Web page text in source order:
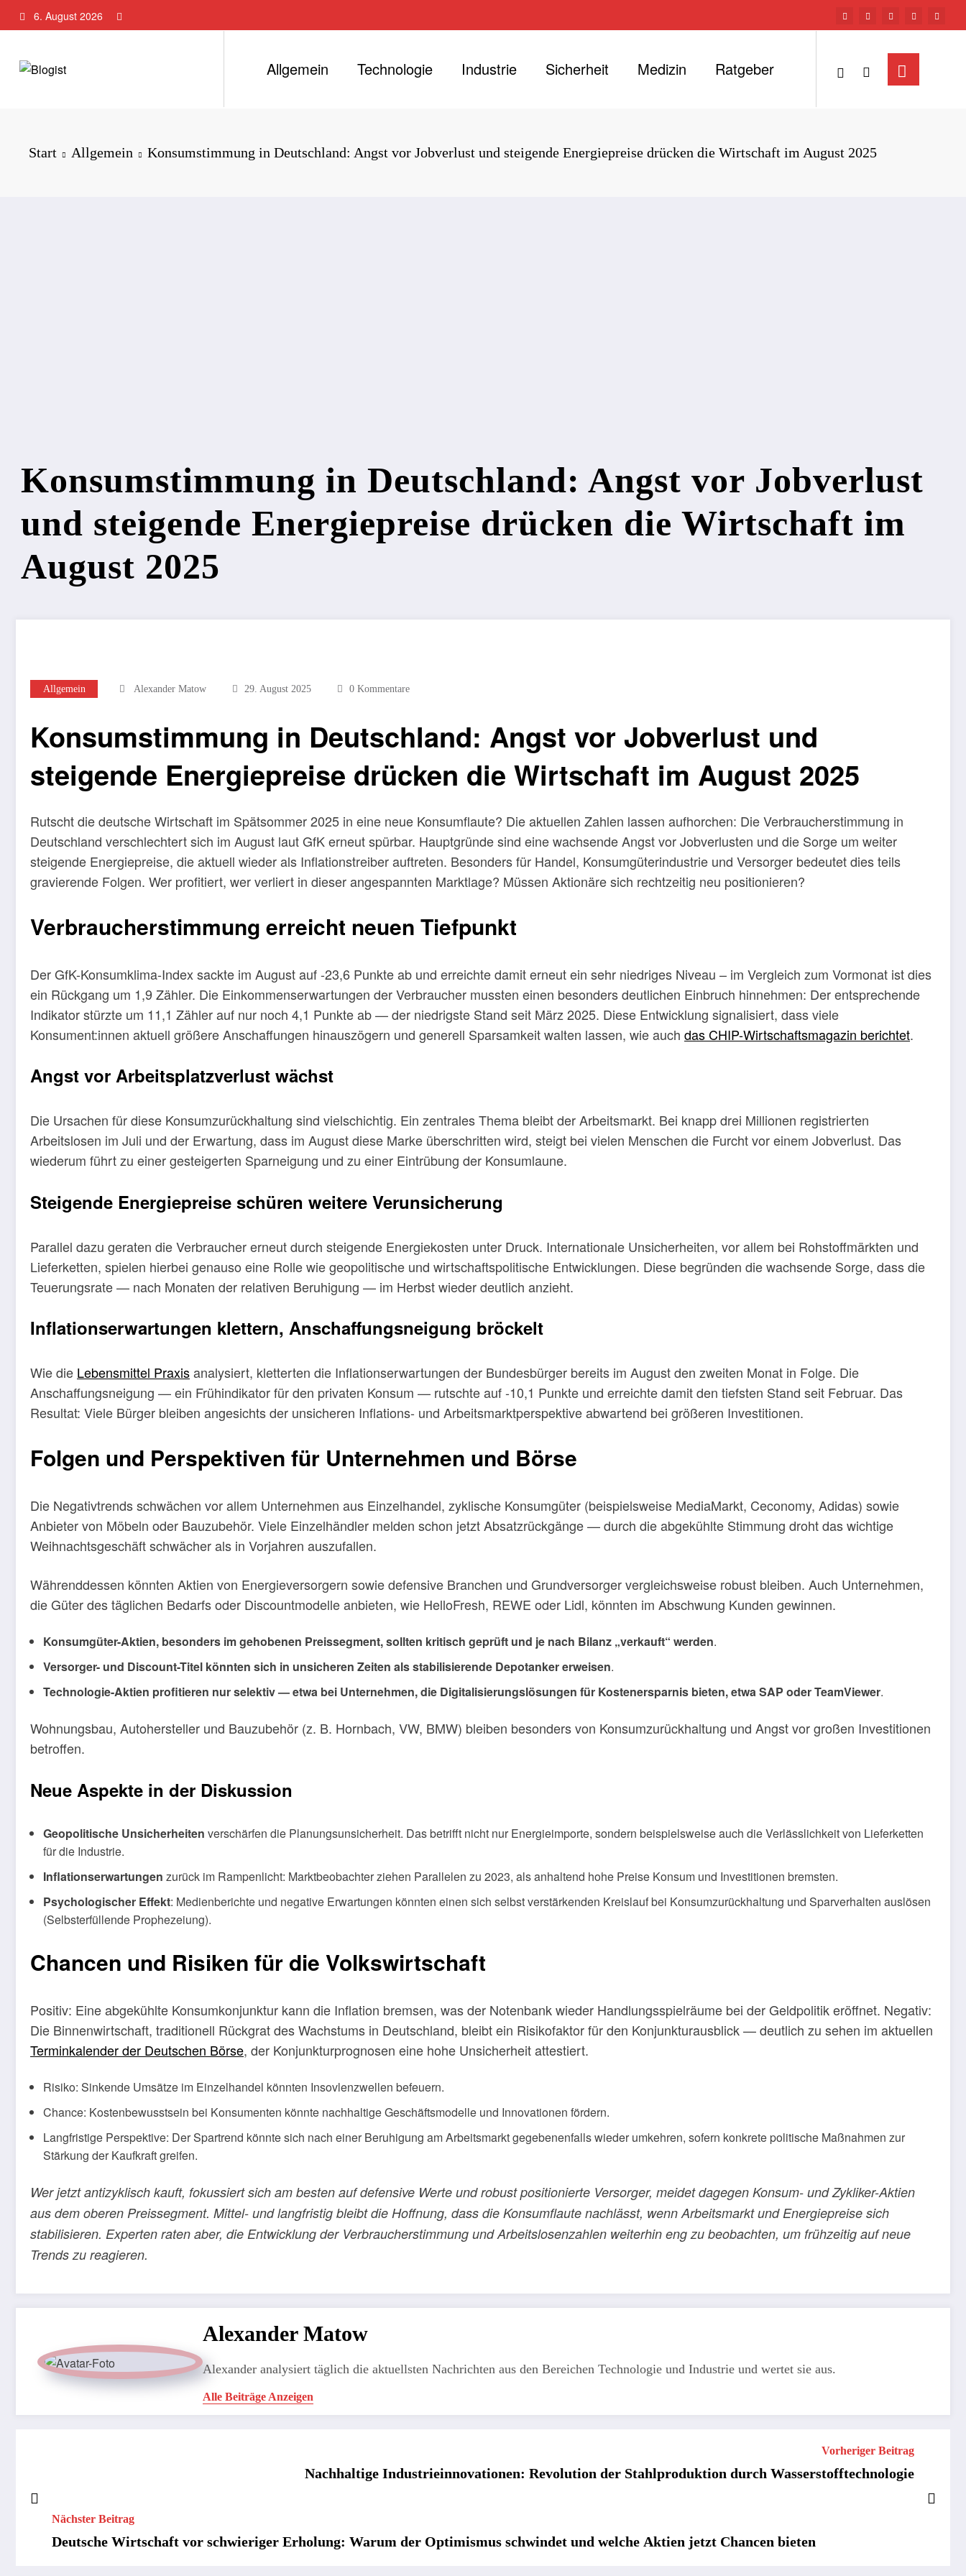
Inhalt
6. August 2026
Allgemein Technologie Industrie Sicherheit Medizin Ratgeber
Start Allgemein Konsumstimmung in Deutschland: Angst vor Jobverlust und steigende Energiepreise drücken die Wirtschaft im August 2025
Konsumstimmung in Deutschland: Angst vor Jobverlust
und steigende Energiepreise drücken die Wirtschaft im
August 2025
Allgemein Alexander Matow 29. August 2025 0 Kommentare
Konsumstimmung in Deutschland: Angst vor Jobverlust und
steigende Energiepreise drücken die Wirtschaft im August 2025
Rutscht die deutsche Wirtschaft im Spätsommer 2025 in eine neue Konsumflaute? Die aktuellen Zahlen lassen aufhorchen: Die Verbraucherstimmung in
Deutschland verschlechtert sich im August laut GfK erneut spürbar. Hauptgründe sind eine wachsende Angst vor Jobverlusten und die Sorge um weiter
steigende Energiepreise, die aktuell wieder als Inflationstreiber auftreten. Besonders für Handel, Konsumgüterindustrie und Versorger bedeutet dies teils
gravierende Folgen. Wer profitiert, wer verliert in dieser angespannten Marktlage? Müssen Aktionäre sich rechtzeitig neu positionieren?
Verbraucherstimmung erreicht neuen Tiefpunkt
Der GfK-Konsumklima-Index sackte im August auf -23,6 Punkte ab und erreichte damit erneut ein sehr niedriges Niveau – im Vergleich zum Vormonat ist dies
ein Rückgang um 1,9 Zähler. Die Einkommenserwartungen der Verbraucher mussten einen besonders deutlichen Einbruch hinnehmen: Der entsprechende
Indikator stürzte um 11,1 Zähler auf nur noch 4,1 Punkte ab — der niedrigste Stand seit März 2025. Diese Entwicklung signalisiert, dass viele
Konsument:innen aktuell größere Anschaffungen hinauszögern und generell Sparsamkeit walten lassen, wie auch das CHIP-Wirtschaftsmagazin berichtet.
Angst vor Arbeitsplatzverlust wächst
Die Ursachen für diese Konsumzurückhaltung sind vielschichtig. Ein zentrales Thema bleibt der Arbeitsmarkt. Bei knapp drei Millionen registrierten
Arbeitslosen im Juli und der Erwartung, dass im August diese Marke überschritten wird, steigt bei vielen Menschen die Furcht vor einem Jobverlust. Das
wiederum führt zu einer gesteigerten Sparneigung und zu einer Eintrübung der Konsumlaune.
Steigende Energiepreise schüren weitere Verunsicherung
Parallel dazu geraten die Verbraucher erneut durch steigende Energiekosten unter Druck. Internationale Unsicherheiten, vor allem bei Rohstoffmärkten und
Lieferketten, spielen hierbei genauso eine Rolle wie geopolitische und wirtschaftspolitische Entwicklungen. Diese begründen die wachsende Sorge, dass die
Teuerungsrate — nach Monaten der relativen Beruhigung — im Herbst wieder deutlich anzieht.
Inflationserwartungen klettern, Anschaffungsneigung bröckelt
Wie die Lebensmittel Praxisanalysiert, kletterten die Inflationserwartungen der Bundesbürger bereits im August den zweiten Monat in Folge. Die
Anschaffungsneigung — ein Frühindikator für den privaten Konsum — rutschte auf -10,1 Punkte und erreichte damit den tiefsten Stand seit Februar. Das
Resultat: Viele Bürger bleiben angesichts der unsicheren Inflations- und Arbeitsmarktperspektive abwartend bei größeren Investitionen.
Folgen und Perspektiven für Unternehmen und Börse
Die Negativtrends schwächen vor allem Unternehmen aus Einzelhandel, zyklische Konsumgüter (beispielsweise MediaMarkt, Ceconomy, Adidas) sowie
Anbieter von Möbeln oder Bauzubehör. Viele Einzelhändler melden schon jetzt Absatzrückgänge — durch die abgekühlte Stimmung droht das wichtige
Weihnachtsgeschäft schwächer als in Vorjahren auszufallen.
Währenddessen könnten Aktien von Energieversorgern sowie defensive Branchen und Grundversorger vergleichsweise robust bleiben. Auch Unternehmen,
die Güter des täglichen Bedarfs oder Discountmodelle anbieten, wie HelloFresh, REWE oder Lidl, könnten im Abschwung Kunden gewinnen.
Konsumgüter-Aktien, besonders im gehobenen Preissegment, sollten kritisch geprüft und je nach Bilanz „verkauft“ werden.
Versorger- und Discount-Titel könnten sich in unsicheren Zeiten als stabilisierende Depotanker erweisen.
Technologie-Aktien profitieren nur selektiv — etwa bei Unternehmen, die Digitalisierungslösungen für Kostenersparnis bieten, etwa SAP oder TeamViewer.
Wohnungsbau, Autohersteller und Bauzubehör (z. B. Hornbach, VW, BMW) bleiben besonders von Konsumzurückhaltung und Angst vor großen Investitionen
betroffen.
Neue Aspekte in der Diskussion
Geopolitische Unsicherheiten verschärfen die Planungsunsicherheit. Das betrifft nicht nur Energieimporte, sondern beispielsweise auch die Verlässlichkeit von Lieferketten
für die Industrie.
Inflationserwartungen zurück im Rampenlicht: Marktbeobachter ziehen Parallelen zu 2023, als anhaltend hohe Preise Konsum und Investitionen bremsten.
Psychologischer Effekt: Medienberichte und negative Erwartungen könnten einen sich selbst verstärkenden Kreislauf bei Konsumzurückhaltung und Sparverhalten auslösen
(Selbsterfüllende Prophezeiung).
Chancen und Risiken für die Volkswirtschaft
Positiv: Eine abgekühlte Konsumkonjunktur kann die Inflation bremsen, was der Notenbank wieder Handlungsspielräume bei der Geldpolitik eröffnet. Negativ:
Die Binnenwirtschaft, traditionell Rückgrat des Wachstums in Deutschland, bleibt ein Risikofaktor für den Konjunkturausblick — deutlich zu sehen im aktuellen
Terminkalender der Deutschen Börse, der Konjunkturprognosen eine hohe Unsicherheit attestiert.
Risiko: Sinkende Umsätze im Einzelhandel könnten Insovlenzwellen befeuern.
Chance: Kostenbewusstsein bei Konsumenten könnte nachhaltige Geschäftsmodelle und Innovationen fördern.
Langfristige Perspektive: Der Spartrend könnte sich nach einer Beruhigung am Arbeitsmarkt gegebenenfalls wieder umkehren, sofern konkrete politische Maßnahmen zur
Stärkung der Kaufkraft greifen.
Wer jetzt antizyklisch kauft, fokussiert sich am besten auf defensive Werte und robust positionierte Versorger, meidet dagegen Konsum- und Zykliker-Aktien
aus dem oberen Preissegment. Mittel- und langfristig bleibt die Hoffnung, dass die Konsumflaute nachlässt, wenn Arbeitsmarkt und Energiepreise sich
stabilisieren. Experten raten aber, die Entwicklung der Verbraucherstimmung und Arbeitslosenzahlen weiterhin eng zu beobachten, um frühzeitig auf neue
Trends zu reagieren.
Alexander Matow
Alexander analysiert täglich die aktuellsten Nachrichten aus den Bereichen Technologie und Industrie und wertet sie aus.
Alle Beiträge Anzeigen
Vorheriger Beitrag
Nachhaltige Industrieinnovationen: Revolution der Stahlproduktion durch Wasserstofftechnologie
Nächster Beitrag
Deutsche Wirtschaft vor schwieriger Erholung: Warum der Optimismus schwindet und welche Aktien jetzt Chancen bieten